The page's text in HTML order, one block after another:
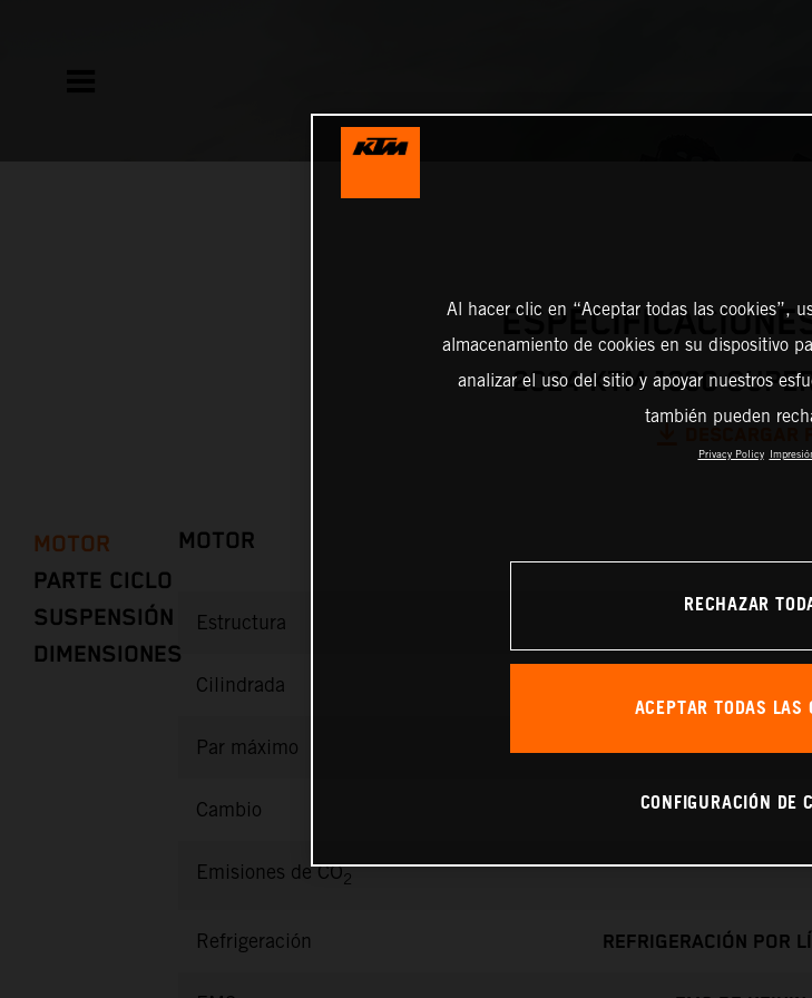
2024 KTM 1390
MOTOR
PARTE CICLO
SUSPENSIÓN
DIMENSIONES
MOTOR
Estructura
Cilindrada
Par máximo
Cambio
Emisiones de CO2
Refrigeración REFRIGERACIÓN POR
Al hacer clic en “Aceptar todas las cookies”,
almacenamiento de cookies en su dispositivo
analizar el uso del sitio y apoyar nuestros
también pueden
Privacy Policy
RECHAZAR
ACEPTAR TODAS LAS
CONFIGURACIÓN DE